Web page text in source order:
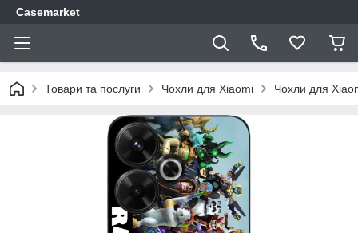
Casemarket
Товари та послуги Чохли для Xiaomi Чохли для